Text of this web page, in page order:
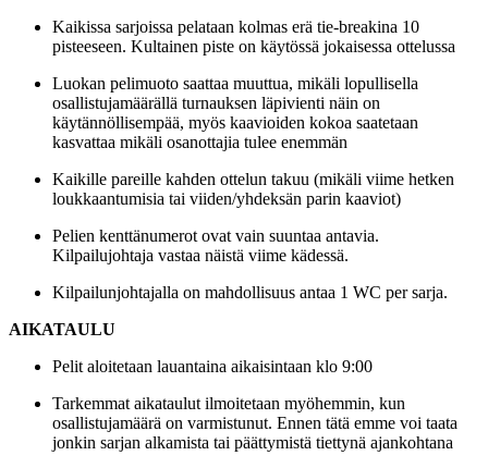
Kaikissa sarjoissa pelataan kolmas erä tie-breakina 10
pisteeseen. Kultainen piste on käytössä jokaisessa ottelussa
Luokan pelimuoto saattaa muuttua, mikäli lopullisella
osallistujamäärällä turnauksen läpivienti näin on
käytännöllisempää, myös kaavioiden kokoa saatetaan
kasvattaa mikäli osanottajia tulee enemmän
Kaikille pareille kahden ottelun takuu (mikäli viime hetken
loukkaantumisia tai viiden/yhdeksän parin kaaviot)
Pelien kenttänumerot ovat vain suuntaa antavia.
Kilpailujohtaja vastaa näistä viime kädessä.
Kilpailunjohtajalla on mahdollisuus antaa 1 WC per sarja.
AIKATAULU
Pelit aloitetaan lauantaina aikaisintaan klo 9:00
Tarkemmat aikataulut ilmoitetaan myöhemmin, kun
osallistujamäärä on varmistunut. Ennen tätä emme voi taata
jonkin sarjan alkamista tai päättymistä tiettynä ajankohtana